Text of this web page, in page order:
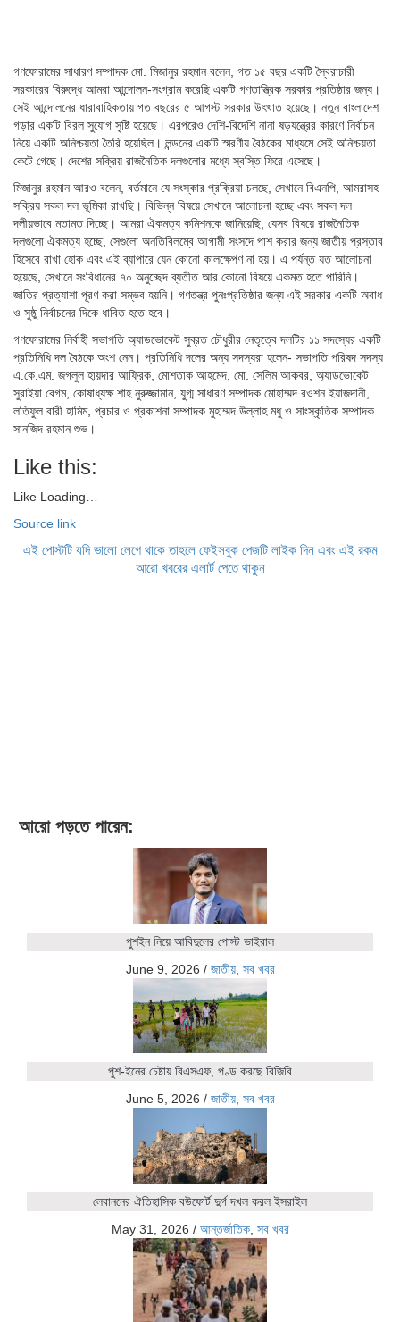
গণফোরামের সাধারণ সম্পাদক মো. মিজানুর রহমান বলেন, গত ১৫ বছর একটি স্বৈরাচারী
সরকারের বিরুদ্ধে আমরা আন্দোলন-সংগ্রাম করেছি একটি গণতান্ত্রিক সরকার প্রতিষ্ঠার জন্য।
সেই আন্দোলনের ধারাবাহিকতায় গত বছরের ৫ আগস্ট সরকার উৎখাত হয়েছে। নতুন বাংলাদেশ
গড়ার একটি বিরল সুযোগ সৃষ্টি হয়েছে। এরপরেও দেশি-বিদেশি নানা ষড়যন্ত্রের কারণে নির্বাচন
নিয়ে একটি অনিশ্চয়তা তৈরি হয়েছিল। লন্ডনের একটি স্মরণীয় বৈঠকের মাধ্যমে সেই অনিশ্চয়তা
কেটে গেছে। দেশের সক্রিয় রাজনৈতিক দলগুলোর মধ্যে স্বস্তি ফিরে এসেছে।
মিজানুর রহমান আরও বলেন, বর্তমানে যে সংস্কার প্রক্রিয়া চলছে, সেখানে বিএনপি, আমরাসহ
সক্রিয় সকল দল ভূমিকা রাখছি। বিভিন্ন বিষয়ে সেখানে আলোচনা হচ্ছে এবং সকল দল
দলীয়ভাবে মতামত দিচ্ছে। আমরা ঐকমত্য কমিশনকে জানিয়েছি, যেসব বিষয়ে রাজনৈতিক
দলগুলো ঐকমত্য হচ্ছে, সেগুলো অনতিবিলম্বে আগামী সংসদে পাশ করার জন্য জাতীয় প্রস্তাব
হিসেবে রাখা হোক এবং এই ব্যাপারে যেন কোনো কালক্ষেপণ না হয়। এ পর্যন্ত যত আলোচনা
হয়েছে, সেখানে সংবিধানের ৭০ অনুচ্ছেদ ব্যতীত আর কোনো বিষয়ে একমত হতে পারিনি।
জাতির প্রত্যাশা পূরণ করা সম্ভব হয়নি। গণতন্ত্র পুনঃপ্রতিষ্ঠার জন্য এই সরকার একটি অবাধ
ও সুষ্ঠু নির্বাচনের দিকে ধাবিত হতে হবে।
গণফোরামের নির্বাহী সভাপতি অ্যাডভোকেট সুব্রত চৌধুরীর নেতৃত্বে দলটির ১১ সদস্যের একটি
প্রতিনিধি দল বৈঠকে অংশ নেন। প্রতিনিধি দলের অন্য সদস্যরা হলেন- সভাপতি পরিষদ সদস্য
এ.কে.এম. জগলুল হায়দার আফ্রিক, মোশতাক আহমেদ, মো. সেলিম আকবর, অ্যাডভোকেট
সুরাইয়া বেগম, কোষাধ্যক্ষ শাহ নুরুজ্জামান, যুগ্ম সাধারণ সম্পাদক মোহাম্মদ রওশন ইয়াজদানী,
লতিফুল বারী হামিম, প্রচার ও প্রকাশনা সম্পাদক মুহাম্মদ উল্লাহ মধু ও সাংস্কৃতিক সম্পাদক
সানজিদ রহমান শুভ।
Like this:
Like Loading…
Source link
এই পোস্টটি যদি ভালো লেগে থাকে তাহলে ফেইসবুক পেজটি লাইক দিন এবং এই রকম
আরো খবরের এলার্ট পেতে থাকুন
আরো পড়তে পারেন:
পুশইন নিয়ে আবিদুলের পোস্ট ভাইরাল
June 9, 2026 / জাতীয়, সব খবর
পুশ-ইনের চেষ্টায় বিএসএফ, পণ্ড করছে বিজিবি
June 5, 2026 / জাতীয়, সব খবর
লেবাননের ঐতিহাসিক বউফোর্ট দুর্গ দখল করল ইসরাইল
May 31, 2026 / আন্তর্জাতিক, সব খবর